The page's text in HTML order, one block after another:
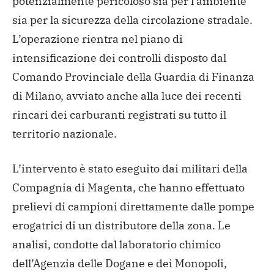
sia per la sicurezza della circolazione stradale.
L’operazione rientra nel piano di
intensificazione dei controlli disposto dal
Comando Provinciale della Guardia di Finanza
di Milano, avviato anche alla luce dei recenti
rincari dei carburanti registrati su tutto il
territorio nazionale.
L’intervento è stato eseguito dai militari della
Compagnia di Magenta, che hanno effettuato
prelievi di campioni direttamente dalle pompe
erogatrici di un distributore della zona. Le
analisi, condotte dal laboratorio chimico
dell’Agenzia delle Dogane e dei Monopoli,